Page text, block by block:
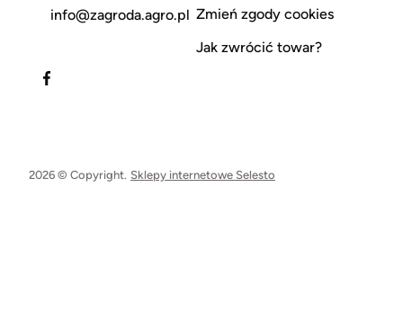
info@zagroda.agro.pl Zmień zgody cookies
Jak zwrócić towar?
2026 © Copyright. Sklepy internetowe Selesto